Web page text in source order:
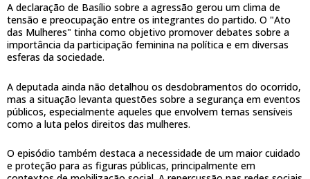
A declaração de Basílio sobre a agressão gerou um clima de
tensão e preocupação entre os integrantes do partido. O "Ato
das Mulheres" tinha como objetivo promover debates sobre a
importância da participação feminina na política e em diversas
esferas da sociedade.
A deputada ainda não detalhou os desdobramentos do ocorrido,
mas a situação levanta questões sobre a segurança em eventos
públicos, especialmente aqueles que envolvem temas sensíveis
como a luta pelos direitos das mulheres.
O episódio também destaca a necessidade de um maior cuidado
e proteção para as figuras públicas, principalmente em